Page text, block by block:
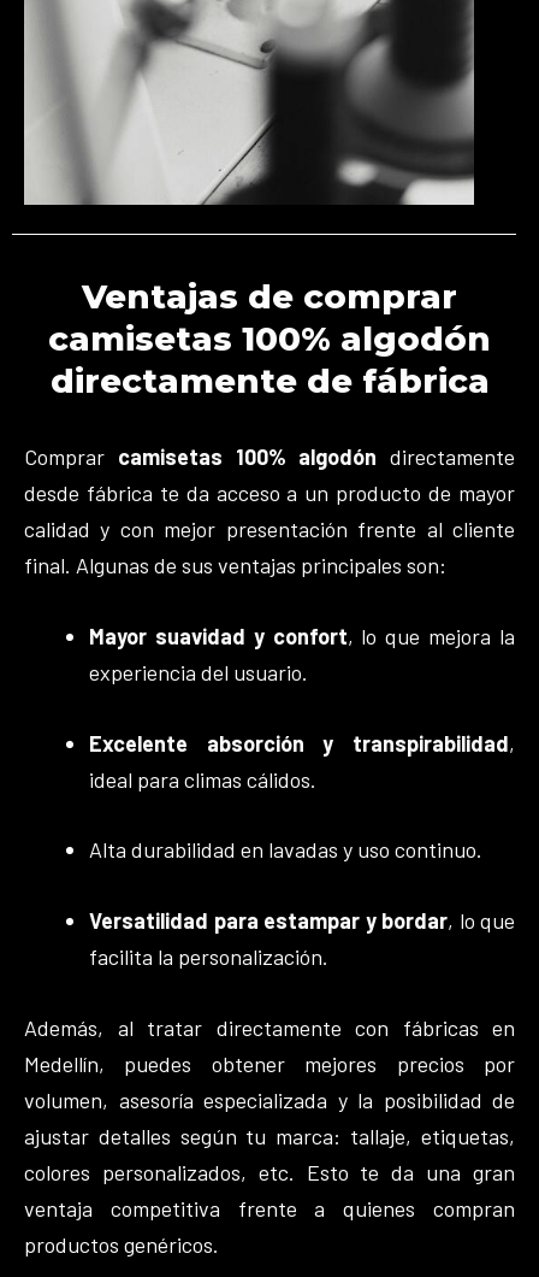
Ventajas de comprar
camisetas 100% algodón
directamente de fábrica
Comprar camisetas 100% algodón directamente
desde fábrica te da acceso a un producto de mayor
calidad y con mejor presentación frente al cliente
final. Algunas de sus ventajas principales son:
Mayor suavidad y confort, lo que mejora la
experiencia del usuario.
Excelente absorción y transpirabilidad,
ideal para climas cálidos.
Alta durabilidad en lavadas y uso continuo.
Versatilidad para estampar y bordar, lo que
facilita la personalización.
Además, al tratar directamente con fábricas en
Medellín, puedes obtener mejores precios por
volumen, asesoría especializada y la posibilidad de
ajustar detalles según tu marca: tallaje, etiquetas,
colores personalizados, etc. Esto te da una gran
ventaja competitiva frente a quienes compran
productos genéricos.